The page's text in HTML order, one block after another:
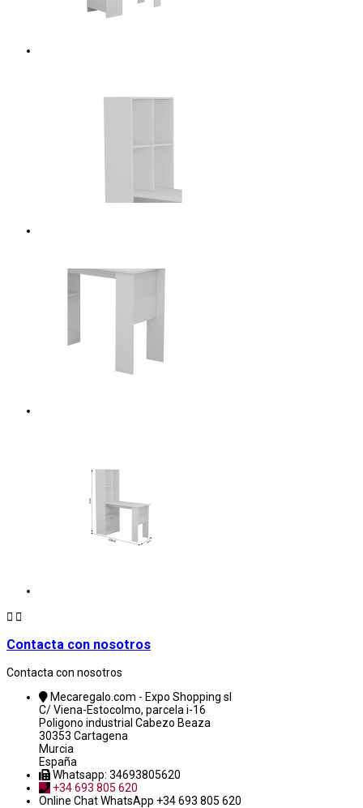
 
Contacta con nosotros
Contacta con nosotros
Mecaregalo.com - Expo Shopping sl
C/ Viena-Estocolmo, parcela i-16
Poligono industrial Cabezo Beaza
30353 Cartagena
Murcia
España
Whatsapp: 34693805620
+34 693 805 620
Online ChatWhatsApp +34 693 805 620